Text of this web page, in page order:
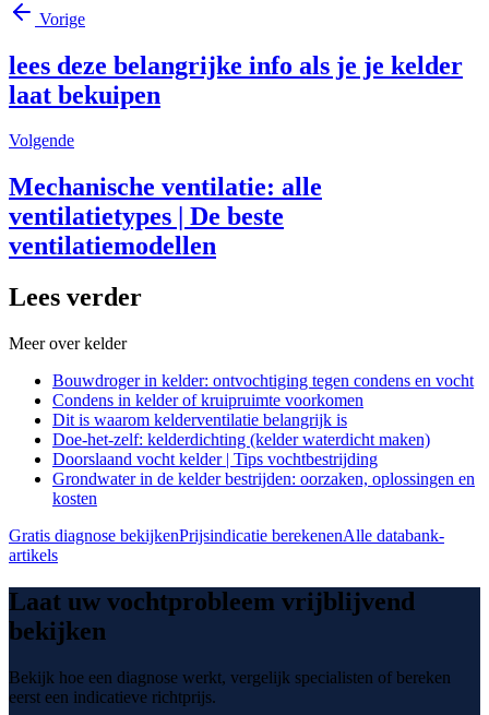
Vorige
lees deze belangrijke info als je je kelder
laat bekuipen
Volgende
Mechanische ventilatie: alle
ventilatietypes | De beste
ventilatiemodellen
Lees verder
Meer overkelder
Bouwdroger in kelder: ontvochtiging tegen condens en vocht
Condens in kelder of kruipruimte voorkomen
Dit is waarom kelderventilatie belangrijk is
Doe-het-zelf: kelderdichting (kelder waterdicht maken)
Doorslaand vocht kelder | Tips vochtbestrijding
Grondwater in de kelder bestrijden: oorzaken, oplossingen en
kosten
Gratis diagnose bekijkenPrijsindicatie berekenenAlle databank-
artikels
Laat uw vochtprobleem vrijblijvend
bekijken
Bekijk hoe een diagnose werkt, vergelijk specialisten of bereken
eerst een indicatieve richtprijs.